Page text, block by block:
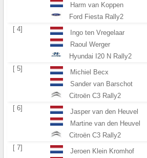
Harm van Koppen
Ford Fiesta Rally2
[ 4]
Ingo ten Vregelaar
Raoul Werger
Hyundai I20 N Rally2
[ 5]
Michiel Becx
Sander van Barschot
Citroën C3 Rally2
[ 6]
Jasper van den Heuvel
Martine van den Heuvel
Citroën C3 Rally2
[ 7]
Jeroen Klein Kromhof